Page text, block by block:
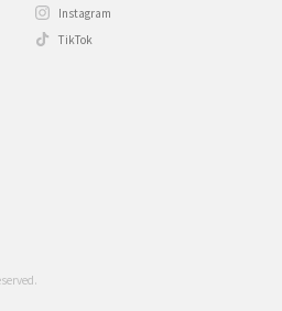
Instagram
TikTok